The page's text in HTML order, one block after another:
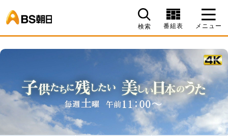
検索 番組表 メニュー